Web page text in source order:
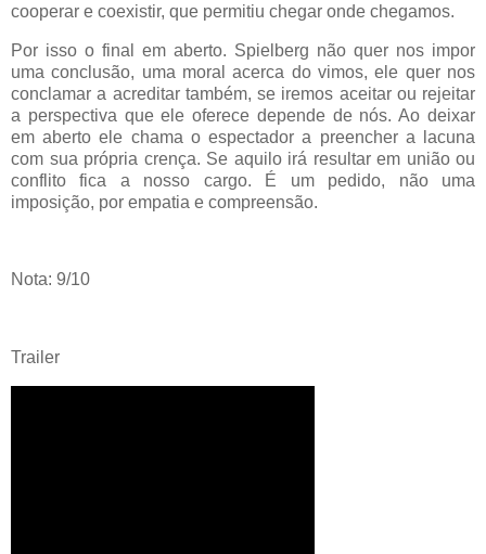
cooperar e coexistir, que permitiu chegar onde chegamos.
Por isso o final em aberto. Spielberg não quer nos impor
uma conclusão, uma moral acerca do vimos, ele quer nos
conclamar a acreditar também, se iremos aceitar ou rejeitar
a perspectiva que ele oferece depende de nós. Ao deixar
em aberto ele chama o espectador a preencher a lacuna
com sua própria crença. Se aquilo irá resultar em união ou
conflito fica a nosso cargo. É um pedido, não uma
imposição, por empatia e compreensão.
Nota: 9/10
Trailer